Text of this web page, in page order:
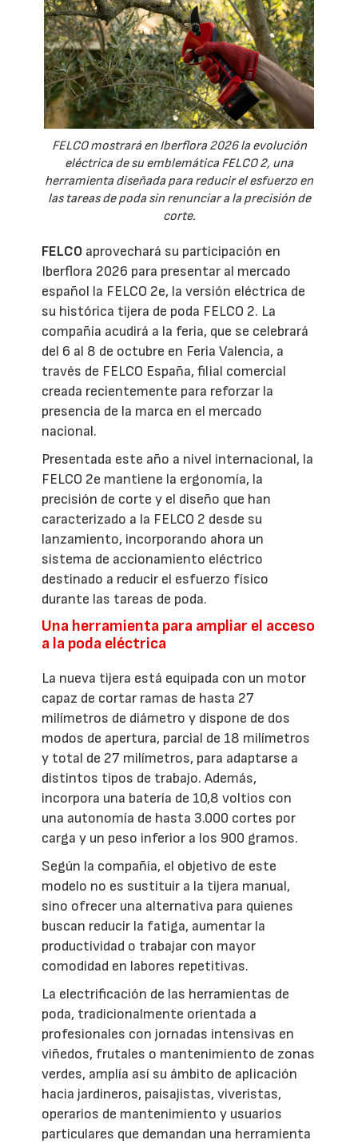
FELCO mostrará en Iberflora 2026 la evolución
eléctrica de su emblemática FELCO 2, una
herramienta diseñada para reducir el esfuerzo en
las tareas de poda sin renunciar a la precisión de
corte.
FELCO aprovechará su participación en
Iberflora 2026 para presentar al mercado
español la FELCO 2e, la versión eléctrica de
su histórica tijera de poda FELCO 2. La
compañía acudirá a la feria, que se celebrará
del 6 al 8 de octubre en Feria Valencia, a
través de FELCO España, filial comercial
creada recientemente para reforzar la
presencia de la marca en el mercado
nacional.
Presentada este año a nivel internacional, la
FELCO 2e mantiene la ergonomía, la
precisión de corte y el diseño que han
caracterizado a la FELCO 2 desde su
lanzamiento, incorporando ahora un
sistema de accionamiento eléctrico
destinado a reducir el esfuerzo físico
durante las tareas de poda.
Una herramienta para ampliar el acceso
a la poda eléctrica
La nueva tijera está equipada con un motor
capaz de cortar ramas de hasta 27
milímetros de diámetro y dispone de dos
modos de apertura, parcial de 18 milímetros
y total de 27 milímetros, para adaptarse a
distintos tipos de trabajo. Además,
incorpora una batería de 10,8 voltios con
una autonomía de hasta 3.000 cortes por
carga y un peso inferior a los 900 gramos.
Según la compañía, el objetivo de este
modelo no es sustituir a la tijera manual,
sino ofrecer una alternativa para quienes
buscan reducir la fatiga, aumentar la
productividad o trabajar con mayor
comodidad en labores repetitivas.
La electrificación de las herramientas de
poda, tradicionalmente orientada a
profesionales con jornadas intensivas en
viñedos, frutales o mantenimiento de zonas
verdes, amplía así su ámbito de aplicación
hacia jardineros, paisajistas, viveristas,
operarios de mantenimiento y usuarios
particulares que demandan una herramienta